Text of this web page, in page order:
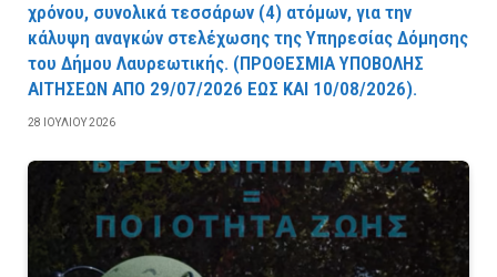
χρόνου, συνολικά τεσσάρων (4) ατόμων, για την
κάλυψη αναγκών στελέχωσης της Υπηρεσίας Δόμησης
του Δήμου Λαυρεωτικής. (ΠPOΘEΣMIA YΠOBOΛHΣ
AITHΣEΩN AΠO 29/07/2026 EΩΣ KAI 10/08/2026).
28 ΙΟΥΛΊΟΥ 2026